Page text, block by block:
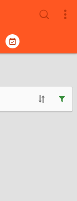
 


